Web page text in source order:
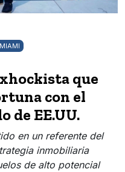
MIAMI
que
con el
de EE.UU.
en un referente del
inmobiliaria
de alto potencial